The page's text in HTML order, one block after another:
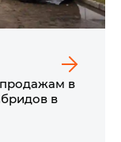
продажам в
в